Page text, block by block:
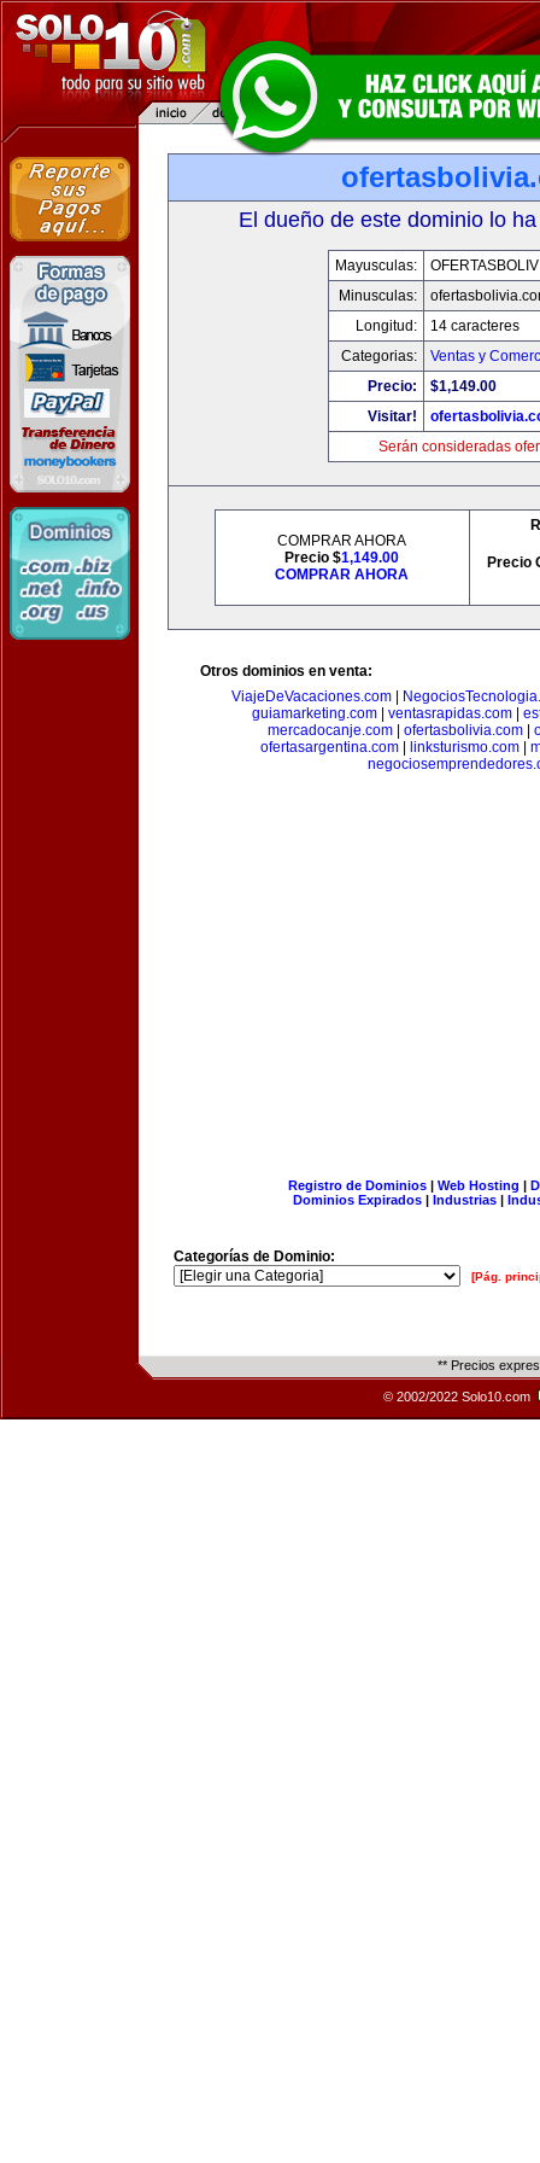
El dueño de este dominio lo
Mayusculas:
Minusculas:
Longitud:
14 caracteres
Categorias:
Ventas y
Precio:
$1,149.00
Visitar!
Serán consideradas
COMPRAR AHORA
Precio $1,149.00
COMPRAR AHORA
Precio
Otros dominios en venta:
ViajeDeVacaciones.com
guiamarketing.com| ventasrapidas.com|
mercadocanje.com
ofertasbolivia.com
ofertasargentina.com| linksturismo.com|
Registro de Dominios| Web Hosting |
Dominios Expirados | Industrias |
Categorías de Dominio:
[Pág.
** Precios
© 2002/2022 Solo10.com